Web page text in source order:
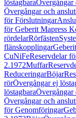
löstagbaraÖvergångar
Övergångar och
för Förslutningar
för Geberit Mapress
rördelarRörfästen
flänskopplingar
CuNiFeReservdelar
2.1972Muffar
ReduceringarBöjar
rörÖvergångar ej
löstagbaraÖvergångar
Övergångar och
för Genomföringar